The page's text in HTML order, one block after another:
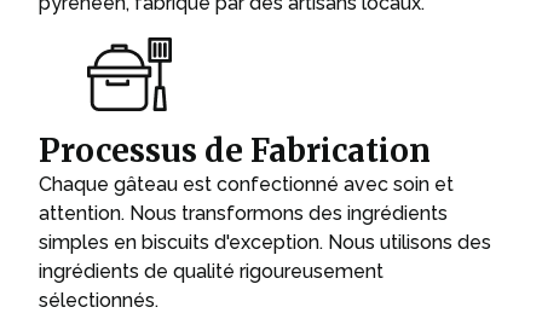
Processus de Fabrication
Chaque gâteau est confectionné avec soin et
attention. Nous transformons des ingrédients
simples en biscuits d'exception. Nous utilisons des
ingrédients de qualité rigoureusement
sélectionnés.